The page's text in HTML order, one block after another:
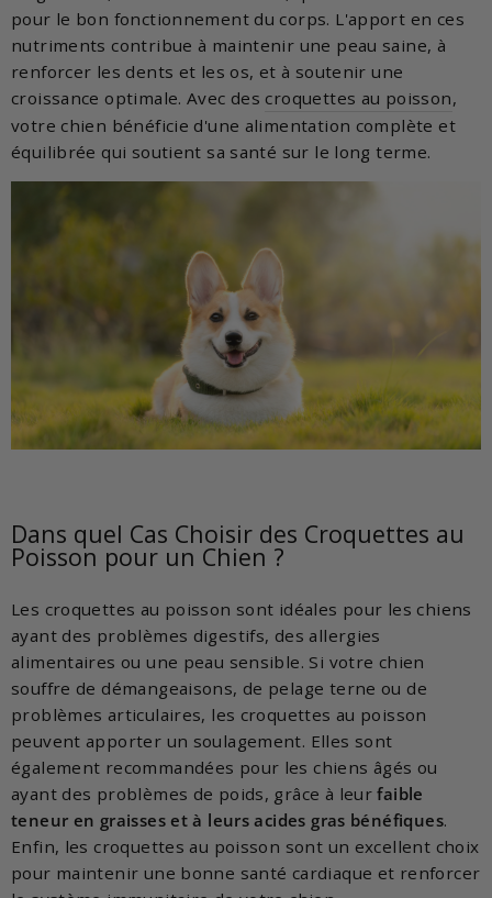
pour le bon fonctionnement du corps. L'apport en ces
nutriments contribue à maintenir une peau saine, à
renforcer les dents et les os, et à soutenir une
croissance optimale. Avec des croquettes au poisson,
votre chien bénéficie d'une alimentation complète et
équilibrée qui soutient sa santé sur le long terme.
Dans quel Cas Choisir des Croquettes au
Poisson pour un Chien ?
Les croquettes au poisson sont idéales pour les chiens
ayant des problèmes digestifs, des allergies
alimentaires ou une peau sensible. Si votre chien
souffre de démangeaisons, de pelage terne ou de
problèmes articulaires, les croquettes au poisson
peuvent apporter un soulagement. Elles sont
également recommandées pour les chiens âgés ou
ayant des problèmes de poids, grâce à leurfaible
teneur en graisses et à leurs acides gras bénéfiques.
Enfin, les croquettes au poisson sont un excellent choix
pour maintenir une bonne santé cardiaque et renforcer